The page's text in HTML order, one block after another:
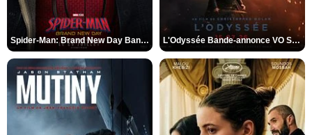
Spider-Man: Brand New Day Bande-annonce VO STFR L'Odyssée Bande-annonce VO STFR